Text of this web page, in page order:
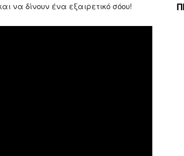
να δίνουν ένα εξαιρετικό σόου!